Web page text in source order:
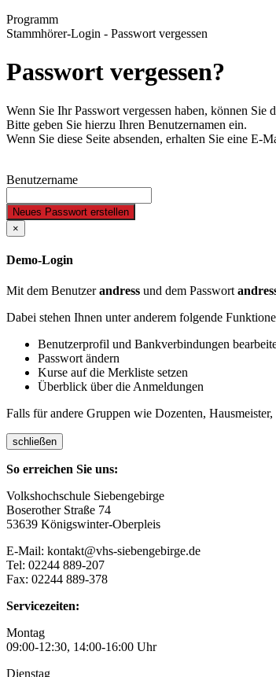
Programm
Stammhörer-Login - Passwort vergessen
Passwort vergessen?
Wenn Sie Ihr Passwort vergessen haben, können Sie
Bitte geben Sie hierzu Ihren Benutzernamen ein.
Wenn Sie diese Seite absenden, erhalten Sie eine E-
Benutzername
Neues Passwort erstellen
×
Demo-Login
Mit dem Benutzerandress und dem Passwort
Dabei stehen Ihnen unter anderem folgende
Benutzerprofil und Bankverbindungen
Passwort ändern
Kurse auf die Merkliste setzen
Überblick über die Anmeldungen
Falls für andere Gruppen wie Dozenten,
schließen
So erreichen Sie uns:
Volkshochschule Siebengebirge
Boserother Straße 74
53639 Königswinter-Oberpleis
E-Mail: kontakt@vhs-siebengebirge.de
Tel: 02244 889-207
Fax: 02244 889-378
Servicezeiten:
Montag
09:00-12:30, 14:00-16:00 Uhr
Dienstag